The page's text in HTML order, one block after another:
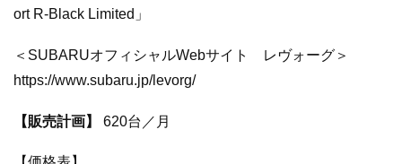
ort R-Black Limited」
＜SUBARUオフィシャルWebサイト レヴォーグ＞
https://www.subaru.jp/levorg/
【販売計画】 620台／月